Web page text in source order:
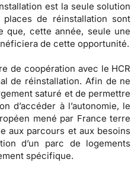
est la seule solution
de réinstallation sont
que, cette année, seule une
de cette opportunité.
de coopération avec le HCR
de réinstallation. Afin de ne
saturé et de permettre
d’accéder à l’autonomie, le
mené par France terre
aux parcours et aux besoins
d’un parc de logements
spécifique.